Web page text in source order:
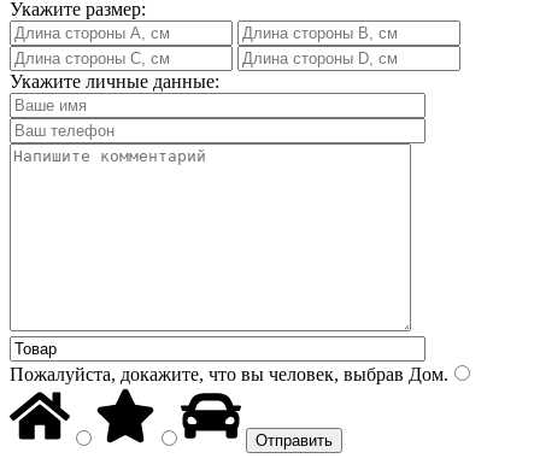
Укажите размер:
Укажите личные данные:
Пожалуйста, докажите, что вы человек, выбрав Дом.